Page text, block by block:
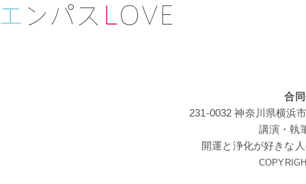
合
231-0032 神奈川県横浜
講演・執
開運と浄化が好きな